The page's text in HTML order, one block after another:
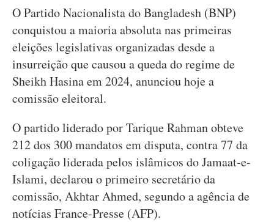
O Partido Nacionalista do Bangladesh (BNP)
conquistou a maioria absoluta nas primeiras
eleições legislativas organizadas desde a
insurreição que causou a queda do regime de
Sheikh Hasina em 2024, anunciou hoje a
comissão eleitoral.
O partido liderado por Tarique Rahman obteve
212 dos 300 mandatos em disputa, contra 77 da
coligação liderada pelos islâmicos do Jamaat-e-
Islami, declarou o primeiro secretário da
comissão, Akhtar Ahmed, segundo a agência de
notícias France-Presse (AFP).